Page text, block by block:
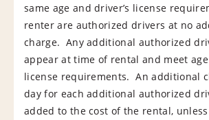
same age and driver’s license
renter are authorized drivers at no
charge. Any additional authorized
appear at time of rental and meet age
license requirements. An additional
day for each additional authorized
added to the cost of the rental,